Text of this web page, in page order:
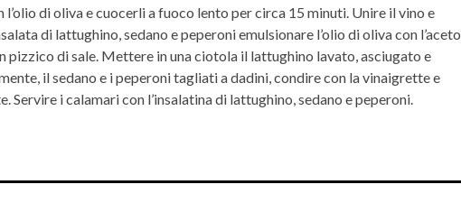
di oliva e cuocerli a fuoco lento per circa 15 minuti. Unire il vino e
di lattughino, sedano e peperoni emulsionare l’olio di oliva con l’aceto
pizzico di sale. Mettere in una ciotola il lattughino lavato, asciugato e
il sedano e i peperoni tagliati a dadini, condire con la vinaigrette e
Servire i calamari con l’insalatina di lattughino, sedano e peperoni.